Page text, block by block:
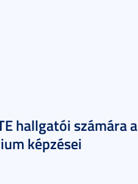
hallgatói számára a
képzései